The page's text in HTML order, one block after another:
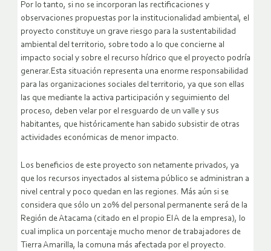
Por lo tanto, si no se incorporan las rectificaciones y
observaciones propuestas por la institucionalidad ambiental, el
proyecto constituye un grave riesgo para la sustentabilidad
ambiental del territorio, sobre todo a lo que concierne al
impacto social y sobre el recurso hídrico que el proyecto podría
generar.Esta situación representa una enorme responsabilidad
para las organizaciones sociales del territorio, ya que son ellas
las que mediante la activa participación y seguimiento del
proceso, deben velar por el resguardo de un valle y sus
habitantes, que históricamente han sabido subsistir de otras
actividades económicas de menor impacto.
Los beneficios de este proyecto son netamente privados, ya
que los recursos inyectados al sistema público se administran a
nivel central y poco quedan en las regiones. Más aún si se
considera que sólo un 20% del personal permanente será de la
Región de Atacama (citado en el propio EIA de la empresa), lo
cual implica un porcentaje mucho menor de trabajadores de
Tierra Amarilla, la comuna más afectada por el proyecto.